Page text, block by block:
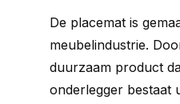
De placemat is
meubelindustrie.
duurzaam product
onderlegger bestaat